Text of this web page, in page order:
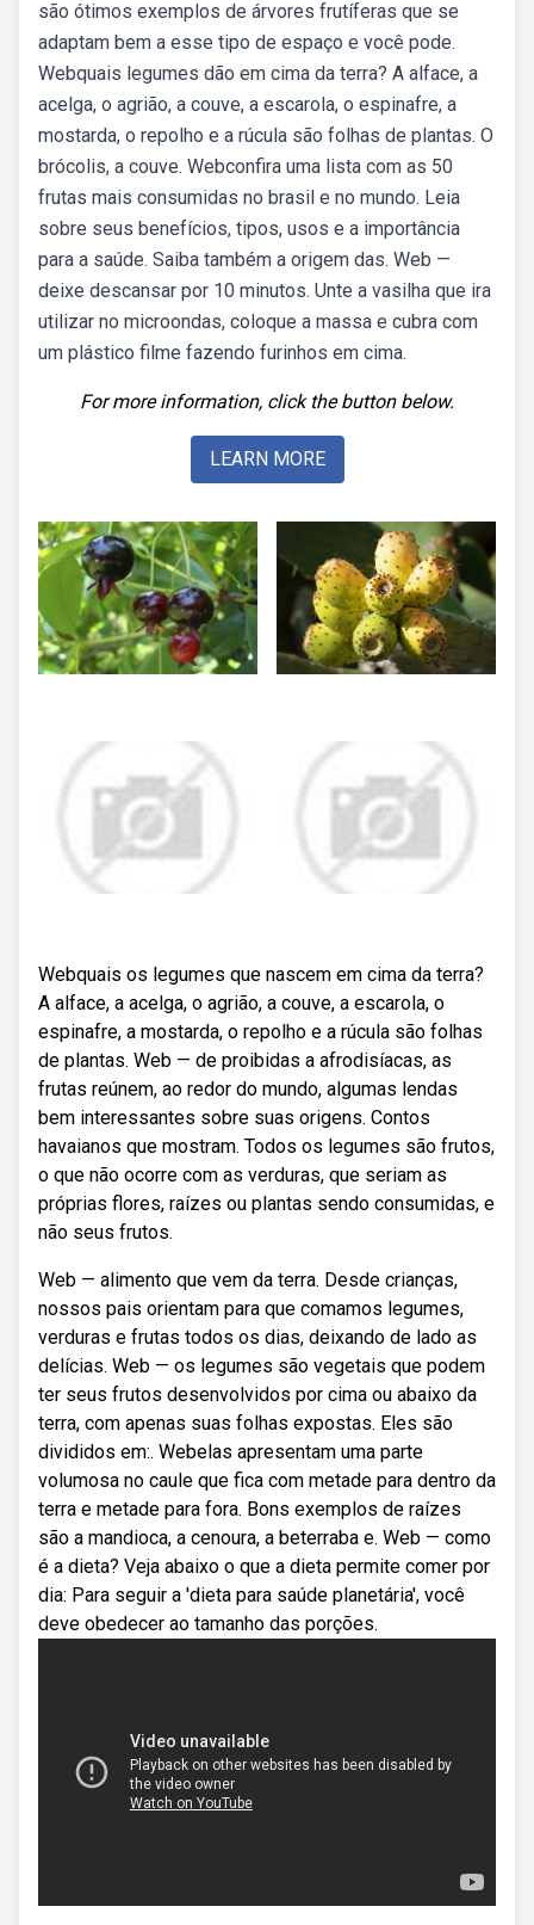
são ótimos exemplos de árvores frutíferas que se
adaptam bem a esse tipo de espaço e você pode.
Webquais legumes dão em cima da terra? A alface, a
acelga, o agrião, a couve, a escarola, o espinafre, a
mostarda, o repolho e a rúcula são folhas de plantas. O
brócolis, a couve. Webconfira uma lista com as 50
frutas mais consumidas no brasil e no mundo. Leia
sobre seus benefícios, tipos, usos e a importância
para a saúde. Saiba também a origem das. Web —
deixe descansar por 10 minutos. Unte a vasilha que ira
utilizar no microondas, coloque a massa e cubra com
um plástico filme fazendo furinhos em cima.
For more information, click the button below.
LEARN MORE
Webquais os legumes que nascem em cima da terra?
A alface, a acelga, o agrião, a couve, a escarola, o
espinafre, a mostarda, o repolho e a rúcula são folhas
de plantas. Web — de proibidas a afrodisíacas, as
frutas reúnem, ao redor do mundo, algumas lendas
bem interessantes sobre suas origens. Contos
havaianos que mostram. Todos os legumes são frutos,
o que não ocorre com as verduras, que seriam as
próprias flores, raízes ou plantas sendo consumidas, e
não seus frutos.
Web — alimento que vem da terra. Desde crianças,
nossos pais orientam para que comamos legumes,
verduras e frutas todos os dias, deixando de lado as
delícias. Web — os legumes são vegetais que podem
ter seus frutos desenvolvidos por cima ou abaixo da
terra, com apenas suas folhas expostas. Eles são
divididos em:. Webelas apresentam uma parte
volumosa no caule que fica com metade para dentro da
terra e metade para fora. Bons exemplos de raízes
são a mandioca, a cenoura, a beterraba e. Web — como
é a dieta? Veja abaixo o que a dieta permite comer por
dia: Para seguir a 'dieta para saúde planetária', você
deve obedecer ao tamanho das porções.